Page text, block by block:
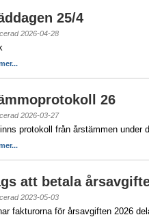
25/4
2026-04-28
26
2026-03-27
protokoll från årstämmen under
att betala
2023-05-03
fakturorna för årsavgiften 2026